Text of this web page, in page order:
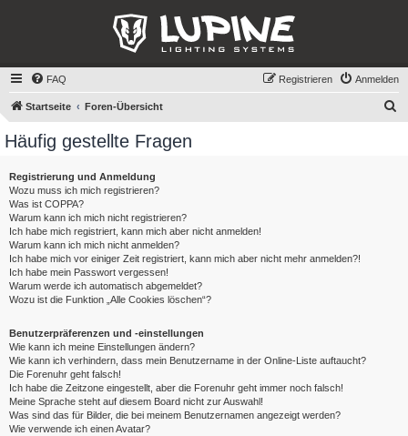
FAQ Anmelden
Registrieren
Startseite Foren-Übersicht
Häufig gestellte Fragen
Registrierung und Anmeldung
Wozu muss ich mich registrieren?
Was ist COPPA?
Warum kann ich mich nicht registrieren?
Ich habe mich registriert, kann mich aber nicht anmelden!
Warum kann ich mich nicht anmelden?
Ich habe mich vor einiger Zeit registriert, kann mich aber nicht mehr anmelden?!
Ich habe mein Passwort vergessen!
Warum werde ich automatisch abgemeldet?
Wozu ist die Funktion „Alle Cookies löschen“?
Benutzerpräferenzen und -einstellungen
Wie kann ich meine Einstellungen ändern?
Wie kann ich verhindern, dass mein Benutzername in der Online-Liste auftaucht?
Die Forenuhr geht falsch!
Ich habe die Zeitzone eingestellt, aber die Forenuhr geht immer noch falsch!
Meine Sprache steht auf diesem Board nicht zur Auswahl!
Was sind das für Bilder, die bei meinem Benutzernamen angezeigt werden?
Wie verwende ich einen Avatar?